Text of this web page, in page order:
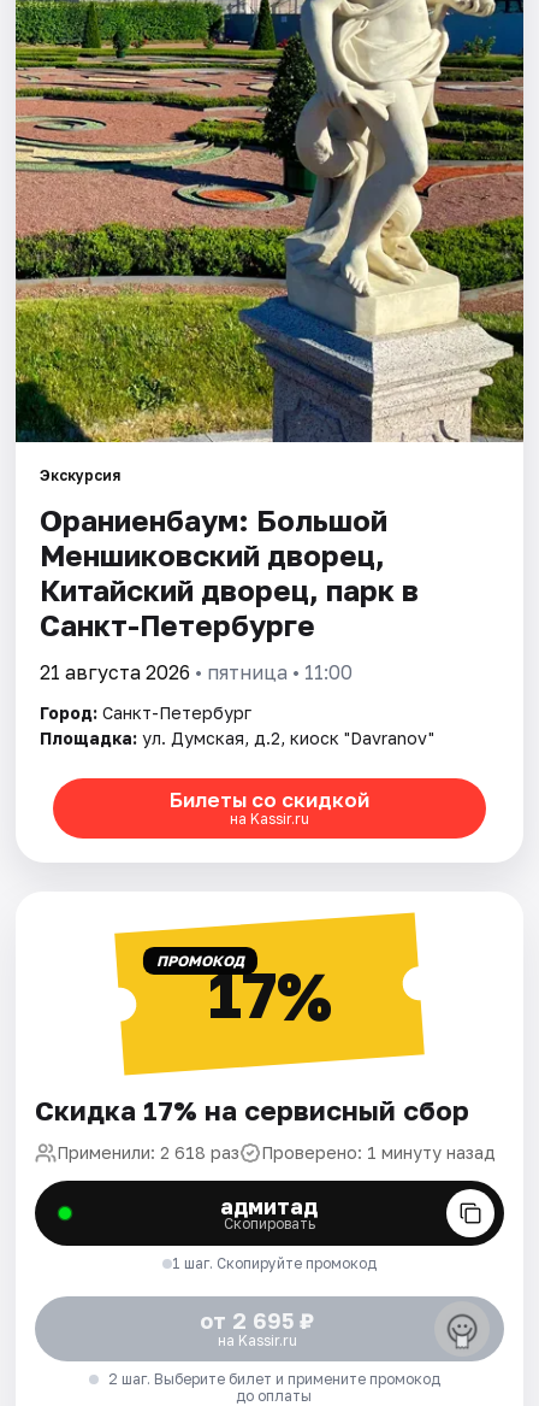
Города
Площадки
Артисты
Рейтинги
Экскурсия
Ораниенбаум: Большой
Меншиковский дворец,
Китайский дворец, парк в
Санкт-Петербурге
21 августа 2026 • пятница • 11:00
Город: Санкт-Петербург
Площадка: ул. Думская, д.2, киоск "Davranov"
Билеты со скидкой
на Kassir.ru
ПРОМОКОД17%
Скидка 17% на сервисный сбор
Применили: 2 618 раз Проверено: 1 минуту назад
адмитад
Скопировать
1 шаг. Скопируйте промокод
от 2 695 ₽
на Kassir.ru
2 шаг. Выберите билет и примените промокод
до оплаты